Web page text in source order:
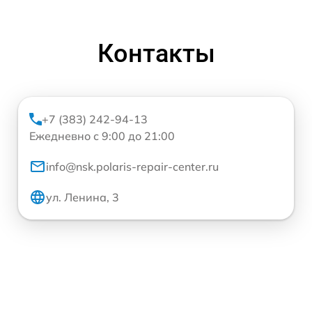
Контакты
+7 (383) 242-94-13
Ежедневно с 9:00 до 21:00
info@nsk.polaris-repair-center.ru
ул. Ленина, 3